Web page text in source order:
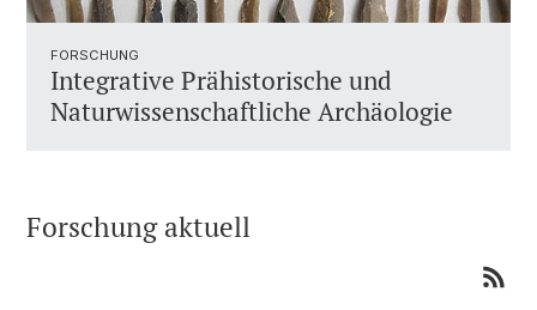
FORSCHUNG
Integrative Prähistorische und
Naturwissenschaftliche Archäologie
Forschung aktuell